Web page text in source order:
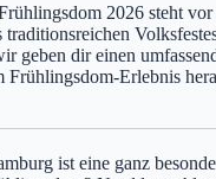
2026 steht
geben dir einen
Frühlingsdom-Erlebnis
ist eine ganz